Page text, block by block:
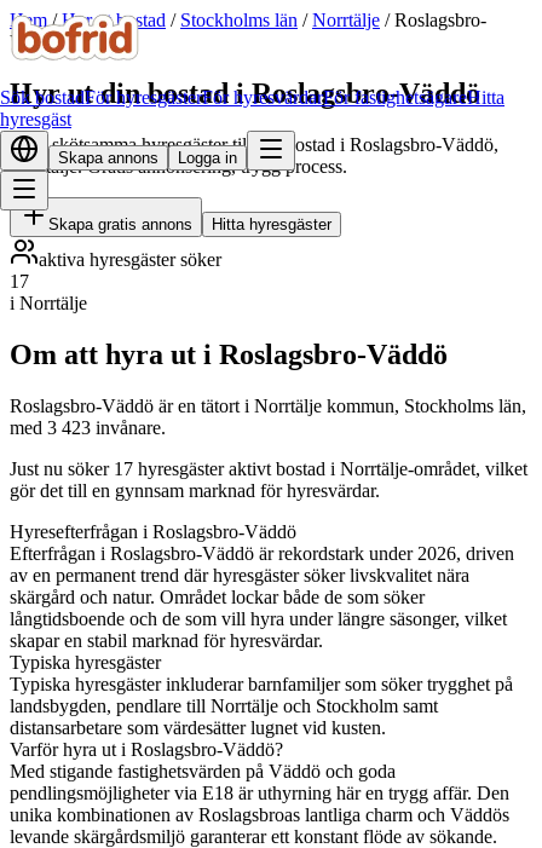
Sök bostadFör hyresgästerFör hyresvärdarFör fastighetsägareHitta
hyresgäst
Skapa annons Logga in
Hem/Hyr ut bostad / Stockholms län /Norrtälje /Roslagsbro-
Väddö
Hyr ut din bostad i Roslagsbro-Väddö
Hitta skötsamma hyresgäster till din bostad i Roslagsbro-Väddö,
Norrtälje. Gratis annonsering, trygg process.
Skapa gratis annons Hitta hyresgäster
aktiva hyresgäster söker
17
i Norrtälje
Om att hyra ut i Roslagsbro-Väddö
Roslagsbro-Väddö är en tätort i Norrtälje kommun, Stockholms län,
med 3 423 invånare.
Just nu söker 17 hyresgäster aktivt bostad i Norrtälje-området, vilket
gör det till en gynnsam marknad för hyresvärdar.
Hyresefterfrågan i Roslagsbro-Väddö
Efterfrågan i Roslagsbro-Väddö är rekordstark under 2026, driven
av en permanent trend där hyresgäster söker livskvalitet nära
skärgård och natur. Området lockar både de som söker
långtidsboende och de som vill hyra under längre säsonger, vilket
skapar en stabil marknad för hyresvärdar.
Typiska hyresgäster
Typiska hyresgäster inkluderar barnfamiljer som söker trygghet på
landsbygden, pendlare till Norrtälje och Stockholm samt
distansarbetare som värdesätter lugnet vid kusten.
Varför hyra ut i Roslagsbro-Väddö?
Med stigande fastighetsvärden på Väddö och goda
pendlingsmöjligheter via E18 är uthyrning här en trygg affär. Den
unika kombinationen av Roslagsbroas lantliga charm och Väddös
levande skärgårdsmiljö garanterar ett konstant flöde av sökande.